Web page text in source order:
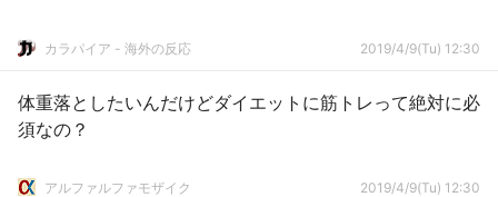
カラパイア - 海外の反応 2019/4/9(Tu) 12:30
体重落としたいんだけどダイエットに筋トレって絶対に必
須なの？
アルファルファモザイク 2019/4/9(Tu) 12:30